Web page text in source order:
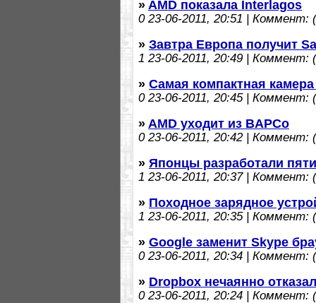
» AMD показала Interlagos
023-06-2011, 20:51 | Коммент:
» Завтра Европа получит
1 23-06-2011, 20:49 | Коммент:
» Самая компактная
023-06-2011, 20:45 | Коммент:
» AMD уходит из BAPCo
023-06-2011, 20:42 | Коммент:
» Японцы разработали
1 23-06-2011, 20:37 | Коммент:
» Походное зарядное
1 23-06-2011, 20:35 | Коммент:
» Google заменит Skype
023-06-2011, 20:34 | Коммент:
» Dropbox нечаянно
023-06-2011, 20:24 | Коммент: